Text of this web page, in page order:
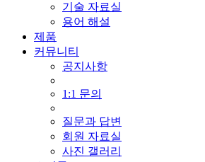
기술 자료실
용어 해설
제품
커뮤니티
공지사항
1:1 문의
질문과 답변
회원 자료실
사진 갤러리